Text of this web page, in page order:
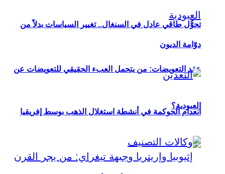
عقد التعويضات: من يتحمل العبء الحقيقي للتعويضات عن
العبودية؟
تحوُّل طاقي عادل في السنغال.. تغيير السياسات بدلاً من
دوّامة الديون
انعدام الحوكمة في أنشطة استغلال الذهب بوسط إفريقيا